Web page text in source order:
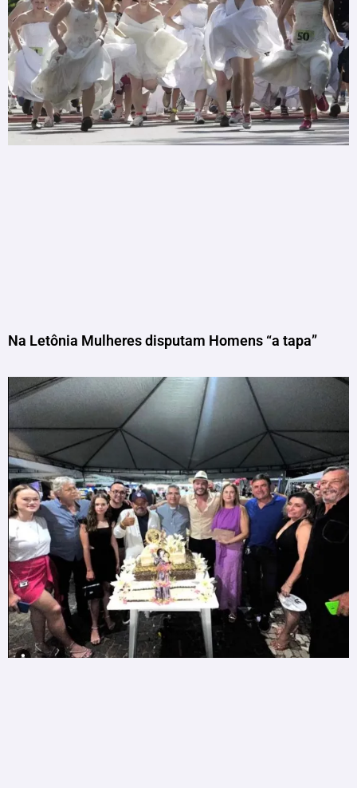
Na Letônia Mulheres disputam Homens “a tapa”